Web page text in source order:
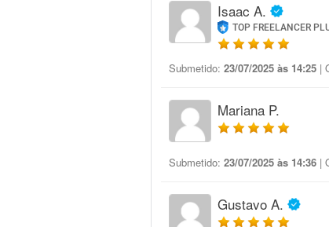
Isaac A.
TOP FREELANCER
Submetido: 23/07/2025 às 14:25 |
Mariana P.
Submetido: 23/07/2025 às 14:36 |
Gustavo A.